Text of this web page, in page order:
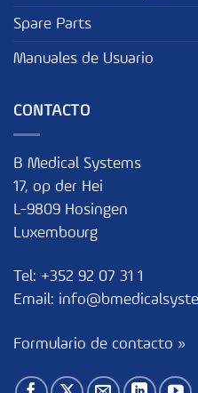
Spare Parts
Manuales de Usuario
CONTACTO
B Medical Systems
17, op der Hei
L-9809 Hosingen
Luxembourg
Tel: +352 92 07 31 1
Email:
Formulario de contacto »